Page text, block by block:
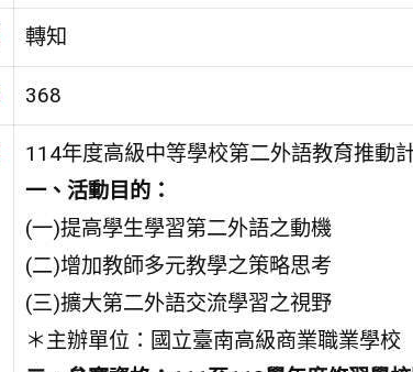
轉知
368
114年度高級中等學校第二外語教育推動
一、活動目的：
(一)提高學生學習第二外語之動機
(二)增加教師多元教學之策略思考
(三)擴大第二外語交流學習之視野
＊主辦單位：國立臺南高級商業職業學校